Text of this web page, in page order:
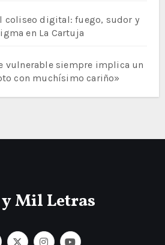
coliseo digital: fuego, sudor y
en La Cartuja
vulnerable siempre implica un
con muchísimo cariño»
Mil Letras